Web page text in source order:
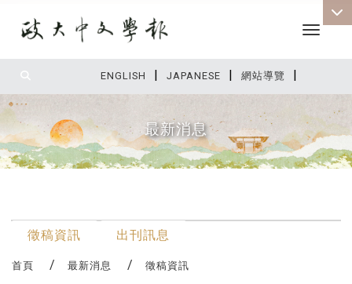
ENGLISH | JAPANESE | 網站導覽 |
Toggle
最新消息
徵稿資訊 出刊訊息
首頁 最新消息 徵稿資訊